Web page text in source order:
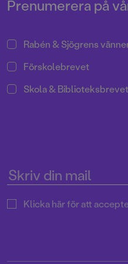
Prenumerera på
Rabén & Sjögrens
Förskolebrevet
Skola & Biblioteksbrevet
Klicka här för att